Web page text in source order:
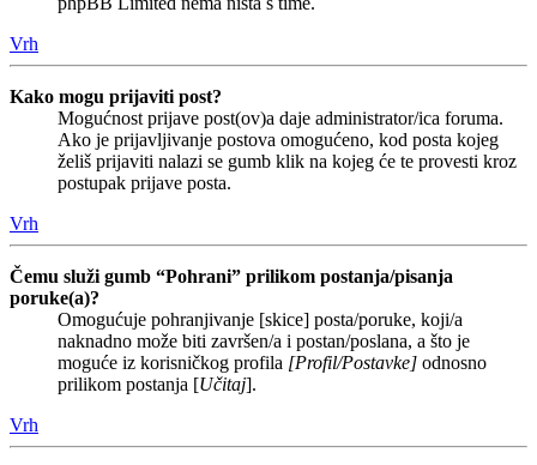
Vrh
Kako mogu prijaviti post?
Mogućnost prijave post(ov)a daje administrator/ica foruma.
Ako je prijavljivanje postova omogućeno, kod posta kojeg
želiš prijaviti nalazi se gumb klik na kojeg će te provesti kroz
postupak prijave posta.
Vrh
Čemu služi gumb “Pohrani” prilikom postanja/pisanja
poruke(a)?
Omogućuje pohranjivanje [skice] posta/poruke, koji/a
naknadno može biti završen/a i postan/poslana, a što je
moguće iz korisničkog profila [Profil/Postavke] odnosno
prilikom postanja [Učitaj].
Vrh